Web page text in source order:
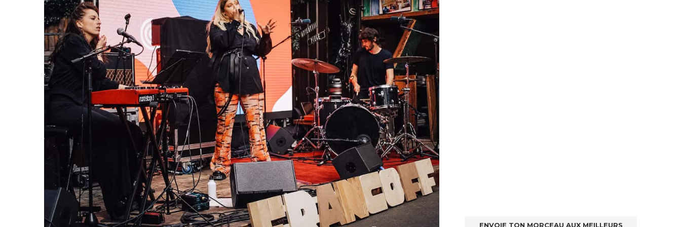
ENVOIE TON MORCEAU AUX MEILLEURS